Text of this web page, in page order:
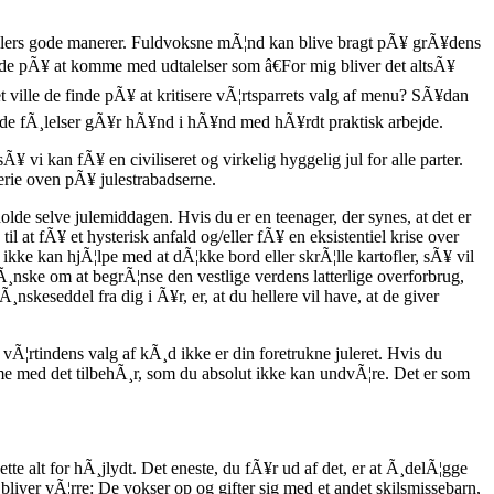
gode manerer. Fuldvoksne mÃ¦nd kan blive bragt pÃ¥ grÃ¥dens
pÃ¥ at komme med udtalelser som â€For mig bliver det altsÃ¥
de finde pÃ¥ at kritisere vÃ¦rtsparrets valg af menu? SÃ¥dan
fÃ¸lelser gÃ¥r hÃ¥nd i hÃ¥nd med hÃ¥rdt praktisk arbejde.
vi kan fÃ¥ en civiliseret og virkelig hyggelig jul for alle parter.
oven pÃ¥ julestrabadserne.
selve julemiddagen. Hvis du er en teenager, der synes, at det er
til at fÃ¥ et hysterisk anfald og/eller fÃ¥ en eksistentiel krise over
kan hjÃ¦lpe med at dÃ¦kke bord eller skrÃ¦lle kartofler, sÃ¥ vil
om at begrÃ¦nse den vestlige verdens latterlige overforbrug,
fra dig i Ã¥r, er, at du hellere vil have, at de giver
valg af kÃ¸d ikke er din foretrukne juleret. Hvis du
det tilbehÃ¸r, som du absolut ikke kan undvÃ¦re. Det er som
alt for hÃ¸jlydt. Det eneste, du fÃ¥r ud af det, er at Ã¸delÃ¦gge
vÃ¦rre: De vokser op og gifter sig med et andet skilsmissebarn,